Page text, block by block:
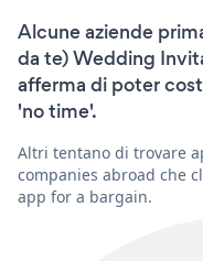
Alcune aziende
da te) Wedding
afferma di poter
'no time'.
Altri tentano di trovare
companies abroad che
app for a bargain.